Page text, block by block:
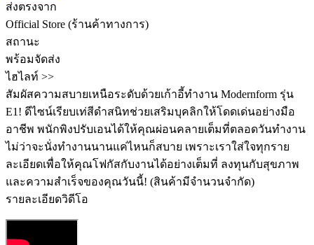
ส่งตรงจาก
Official Store (ร้านค้าทางการ)
สถานะ
พร้อมจัดส่ง
ไฮไลท์ >>
สัมผัสความสบายเหนือระดับด้วยเก้าอี้ทำงาน Modernform รุ่น
E1! ดีไซน์เรียบเท่สีดำสนิทช่วยเสริมบุคลิกให้โดดเด่นอย่างมือ
อาชีพ พนักพิงปรับเอนได้ให้คุณผ่อนคลายเต็มที่ตลอดวันทำงาน
ไม่ว่าจะนั่งทำงานนานแค่ไหนก็สบาย เพราะเราใส่ใจทุกราย
ละเอียดเพื่อให้คุณโฟกัสกับงานได้อย่างเต็มที่ ลงทุนกับสุขภาพ
และความสำเร็จของคุณวันนี้! (สินค้ามีจำนวนจำกัด)
รายละเอียดวิดีโอ